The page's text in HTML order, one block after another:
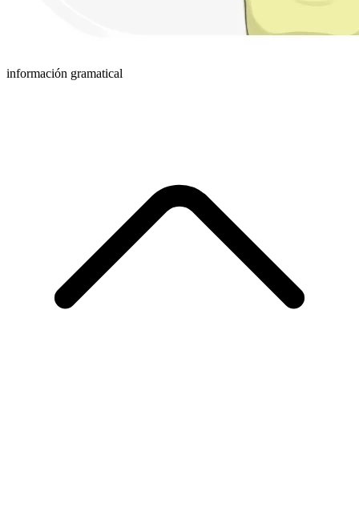
información gramatical